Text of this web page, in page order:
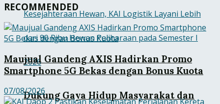
Dukung Gaya Hidup Masyarakat dan
RECOMMENDED
Maujual Gandeng AXIS Hadirkan Promo
Smartphone 5G Bekas dengan Bonus Kuota
07/08/2026